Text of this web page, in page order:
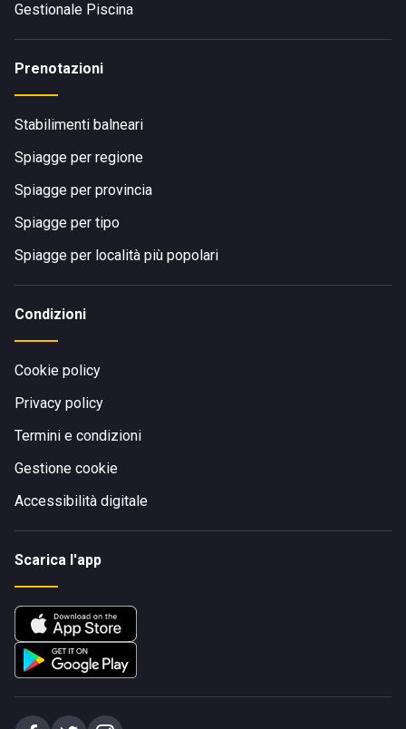
Gestionale Piscina
Prenotazioni
Stabilimenti balneari
Spiagge per regione
Spiagge per provincia
Spiagge per tipo
Spiagge per località più popolari
Condizioni
Cookie policy
Privacy policy
Termini e condizioni
Gestione cookie
Accessibilità digitale
Scarica l'app